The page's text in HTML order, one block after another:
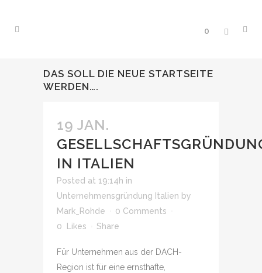
0
DAS SOLL DIE NEUE STARTSEITE
WERDEN….
19 JAN.
IN ITALIEN
Posted at 19:14h in
Unternehmensgründung Italien by
Mark_Rohde
0 Comments
0
Likes Share
Für Unternehmen aus der DACH-
Region ist für eine ernsthafte,